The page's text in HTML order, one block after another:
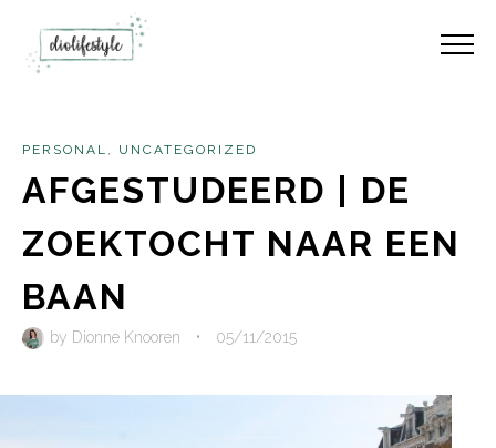
PERSONAL , UNCATEGORIZED
AFGESTUDEERD | DE
ZOEKTOCHT NAAR EEN
BAAN
by Dionne Knooren • 05/11/2015